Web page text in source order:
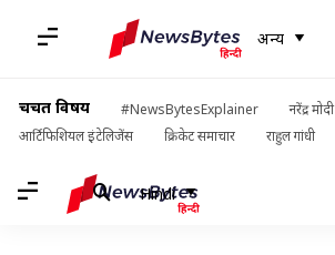
अन्य
चर्चित विषय #NewsBytesExplainer
नरेंद्र मोदी
आर्टिफिशियल इंटेलिजेंस
क्रिकेट समाचार राहुल गांधी
Hindi